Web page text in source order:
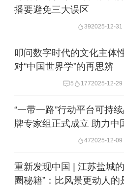
现主体性：个人的、
世界的，是否要体现
问题出在我们常常把
题当作问题，就说明
失去了主体性意识，
自说自话的自我循环
为自我束缚，思路就
知道怎么思考了。“中
域，形成一些新理论
播要避免三大误区
392025-12-31
叩问数字时代的文化主体
对“中国世界学”的再思辨
5 1772025-12-29
“一带一路”行动平台可持
牌专家组正式成立 助力中
业塑造可持续品牌国际竞
472025-12-09
重新发现中国 | 江苏盐城的
圈秘籍”：比风景更动人的